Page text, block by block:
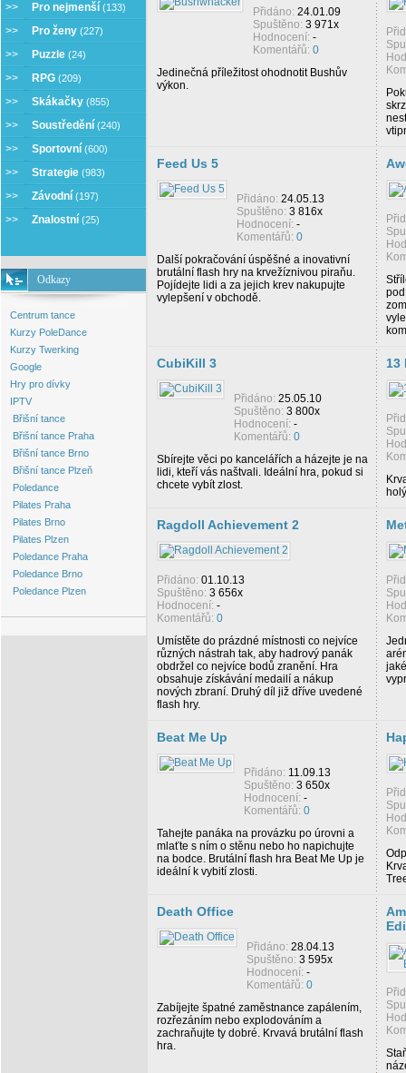
>> Pro nejmenší (133)
>> Pro ženy (227)
>> Puzzle (24)
>> RPG (209)
>> Skákačky (855)
>> Soustředění (240)
>> Sportovní (600)
>> Strategie (983)
>> Závodní (197)
>> Znalostní (25)
Odkazy
Centrum tance
Kurzy PoleDance
Kurzy Twerking
Google
Hry pro dívky
IPTV
Břišní tance
Břišní tance Praha
Břišní tance Brno
Břišní tance Plzeň
Poledance
Pilates Praha
Pilates Brno
Pilates Plzen
Poledance Praha
Poledance Brno
Poledance Plzen
Přidáno: 24.01.09
Spuštěno: 3 971x
Hodnocení: -
Komentářů: 0
Jedinečná příležitost ohodnotit Bushův
výkon.
Feed Us 5
Přidáno: 24.05.13
Spuštěno: 3 816x
Hodnocení: -
Komentářů: 0
Další pokračování úspěšné a inovativní
brutální flash hry na krvežíznivou piraňu.
Pojídejte lidi a za jejich krev nakupujte
vylepšení v obchodě.
CubiKill 3
Přidáno: 25.05.10
Spuštěno: 3 800x
Hodnocení: -
Komentářů: 0
Sbírejte věci po kancelářích a házejte je na
lidi, kteří vás naštvali. Ideální hra, pokud si
chcete vybít zlost.
13
Ragdoll Achievement 2
Přidáno: 01.10.13
Spuštěno: 3 656x
Hodnocení: -
Komentářů: 0
Umístěte do prázdné místnosti co nejvíce
různých nástrah tak, aby hadrový panák
obdržel co nejvíce bodů zranění. Hra
obsahuje získávání medailí a nákup
nových zbraní. Druhý díl již dříve uvedené
flash hry.
Beat Me Up
Přidáno: 11.09.13
Spuštěno: 3 650x
Hodnocení: -
Komentářů: 0
Tahejte panáka na provázku po úrovni a
mlaťte s ním o stěnu nebo ho napichujte
na bodce. Brutální flash hra Beat Me Up je
ideální k vybití zlosti.
Death Office
Přidáno: 28.04.13
Spuštěno: 3 595x
Hodnocení: -
Komentářů: 0
Zabíjejte špatné zaměstnance zapálením,
rozřezáním nebo explodováním a
zachraňujte ty dobré. Krvavá brutální flash
hra.